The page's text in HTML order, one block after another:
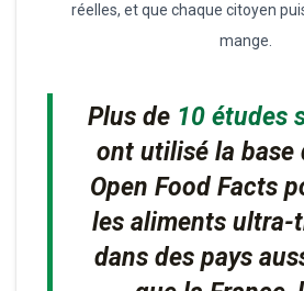
réelles, et que chaque citoyen
mange.
Plus de 10 études
ont utilisé la base
Open Food Facts
les aliments ultra-
dans des pays